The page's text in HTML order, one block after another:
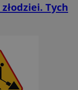
Tych